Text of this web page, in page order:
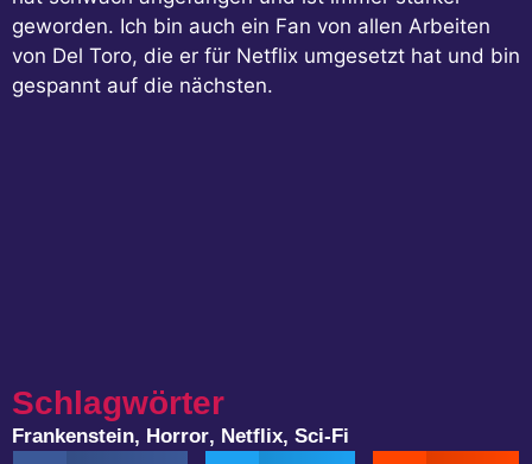
geworden. Ich bin auch ein Fan von allen Arbeiten
von Del Toro, die er für Netflix umgesetzt hat und bin
gespannt auf die nächsten.
Schlagwörter
Frankenstein, Horror, Netflix, Sci-Fi